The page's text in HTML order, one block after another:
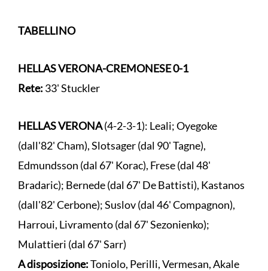
TABELLINO
HELLAS VERONA-CREMONESE0-1
Rete: 33' Stuckler
HELLAS VERONA(4-2-3-1): Leali; Oyegoke
(dall'82' Cham), Slotsager (dal 90' Tagne),
Edmundsson (dal 67' Korac), Frese (dal 48'
Bradaric); Bernede (dal 67' De Battisti), Kastanos
(dall'82' Cerbone); Suslov (dal 46' Compagnon),
Harroui, Livramento (dal 67' Sezonienko);
Mulattieri (dal 67' Sarr)
A disposizione:Toniolo, Perilli, Vermesan, Akale